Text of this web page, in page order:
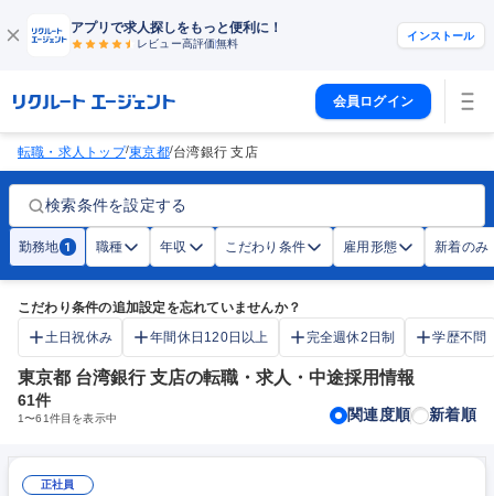
アプリで求人探しをもっと便利に！
レビュー高評価無料
インストール
会員ログイン
転職・求人トップ/東京都/台湾銀行 支店
検索条件を設定する
勤務地 1 職種 年収 こだわり条件 雇用形態 新着のみ
こだわり条件の追加設定を忘れていませんか？
土日祝休み
年間休日120日以上 完全週休2日制 学歴不問
東京都 台湾銀行 支店の転職・求人・中途採用情報
61件
1〜61件目を表示中 関連度順 新着順
正社員